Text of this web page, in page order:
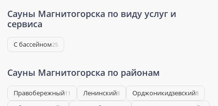
Сауны Магнитогорска по виду услуг и
сервиса
С бассейном25
Сауны Магнитогорска по районам
Правобережный11 Ленинский8 Орджоникидзевский8